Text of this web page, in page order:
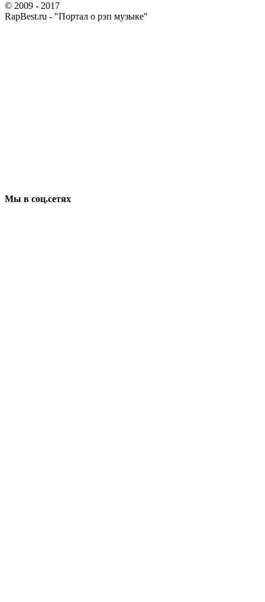
© 2009 - 2017
RapBest.ru - "Портал о рэп музыке"
Мы в соц.сетях